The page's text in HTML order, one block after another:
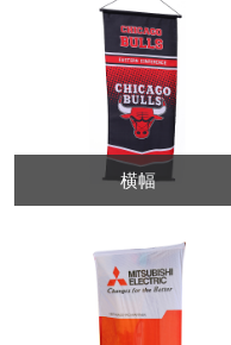
横幅